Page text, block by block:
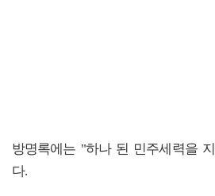
방명록에는 "하나 된 민주세력을
다.